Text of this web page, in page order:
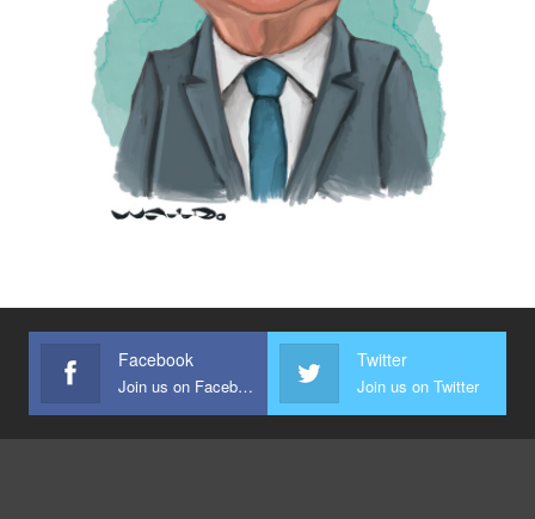
Facebook
Join us on Facebook
Twitter
Join us on Twitter